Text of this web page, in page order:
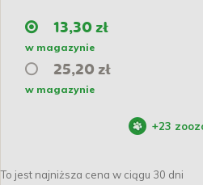
13,30 zł
w magazynie
25,20 zł
w magazynie
+23
To jest najniższa cena w ciągu 30 dni